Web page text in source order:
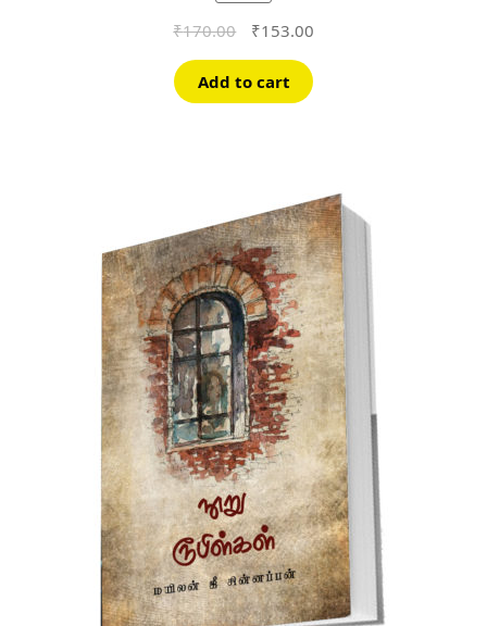
₹170.00
Original
was:
₹170.00.
₹153.00Current
is:
Add to cart